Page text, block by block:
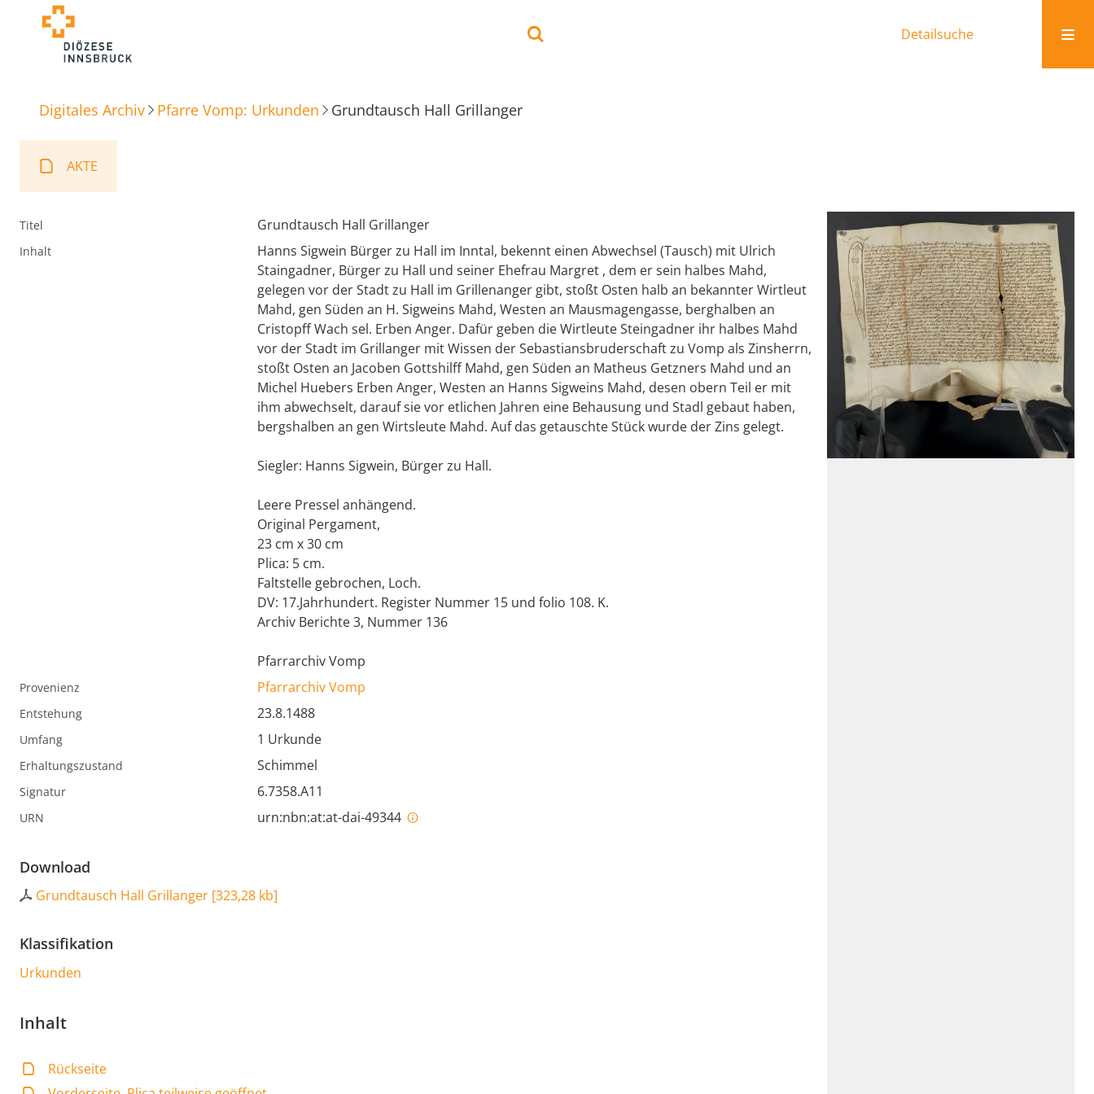
Detailsuche
Digitales Archiv Pfarre Vomp: Urkunden Grundtausch Hall Grillanger
AKTE
Titel Grundtausch Hall Grillanger
Inhalt
Hanns Sigwein Bürger zu Hall im Inntal, bekennt einen Abwechsel (Tausch) mit Ulrich
Staingadner, Bürger zu Hall und seiner Ehefrau Margret , dem er sein halbes Mahd,
gelegen vor der Stadt zu Hall im Grillenanger gibt, stoßt Osten halb an bekannter Wirtleut
Mahd, gen Süden an H. Sigweins Mahd, Westen an Mausmagengasse, berghalben an
Cristopff Wach sel. Erben Anger. Dafür geben die Wirtleute Steingadner ihr halbes Mahd
vor der Stadt im Grillanger mit Wissen der Sebastiansbruderschaft zu Vomp als Zinsherrn,
stoßt Osten an Jacoben Gottshilff Mahd, gen Süden an Matheus Getzners Mahd und an
Michel Huebers Erben Anger, Westen an Hanns Sigweins Mahd, desen obern Teil er mit
ihm abwechselt, darauf sie vor etlichen Jahren eine Behausung und Stadl gebaut haben,
bergshalben an gen Wirtsleute Mahd. Auf das getauschte Stück wurde der Zins gelegt.
Siegler: Hanns Sigwein, Bürger zu Hall.
Leere Pressel anhängend.
Original Pergament,
23 cm x 30 cm
Plica: 5 cm.
Faltstelle gebrochen, Loch.
DV: 17.Jahrhundert. Register Nummer 15 und folio 108. K.
Archiv Berichte 3, Nummer 136
Pfarrarchiv Vomp
Provenienz Pfarrarchiv Vomp
Entstehung 23.8.1488
Umfang 1 Urkunde
Erhaltungszustand Schimmel
Signatur 6.7358.A11
URN urn:nbn:at:at-dai-49344
Download
Grundtausch Hall Grillanger [323,28 kb]
Klassifikation
Urkunden
Inhalt
Rückseite